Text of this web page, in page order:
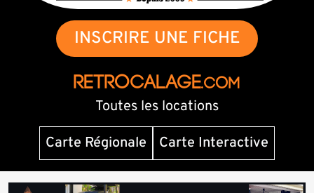
INSCRIRE UNE FICHE
RETROCALAGE.com
Toutes les locations
Carte Régionale
Carte Interactive